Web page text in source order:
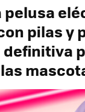
pelusa
pilas y
definitiva